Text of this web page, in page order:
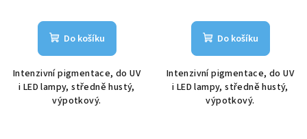
Do košíku
Intenzivní pigmentace, do UV
i LED lampy, středně hustý,
výpotkový.
Do košíku
Intenzivní pigmentace, do UV
i LED lampy, středně hustý,
výpotkový.